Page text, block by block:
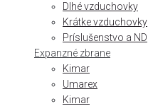
Dlhé vzduchovky
Krátke vzduchovky
Príslušenstvo a ND
Expanzné zbrane
Kimar
Umarex
Kimar